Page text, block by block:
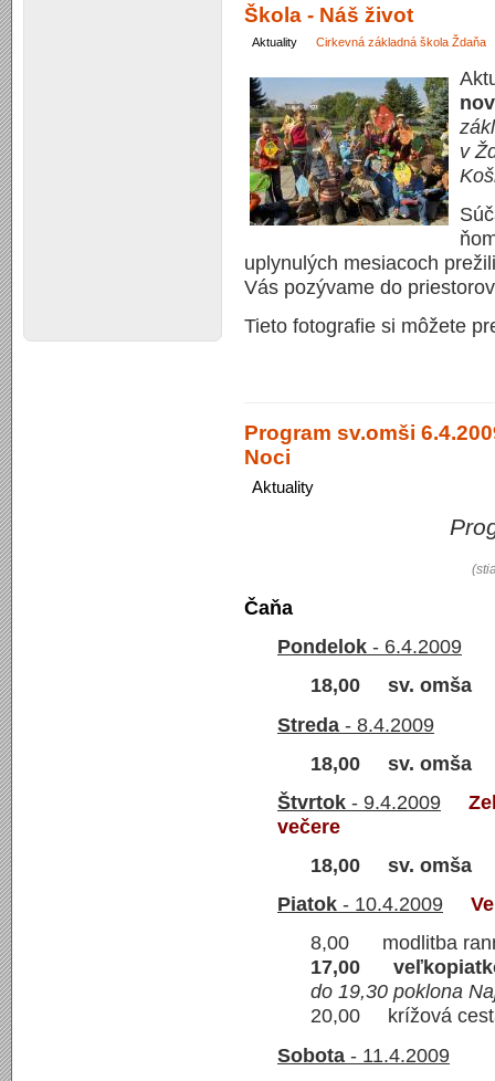
Škola - Náš život
Aktuality Cirkevná základná škola Ždaňa
v
uplynulých mesiacoch
Vás pozývame do
Tieto fotografie si môžete
Program sv.omši
Noci
Aktuality
Čaňa
Pondelok - 6.4.2009
18,00 sv. omša
Streda - 8.4.2009
18,00 sv. omša
Štvrtok - 9.4.2009
večere
18,00 sv. omša
Piatok - 10.4.2009
8,00 modlitba
17,00
do 19,30 poklona
20,00 krížová
Sobota - 11.4.2009